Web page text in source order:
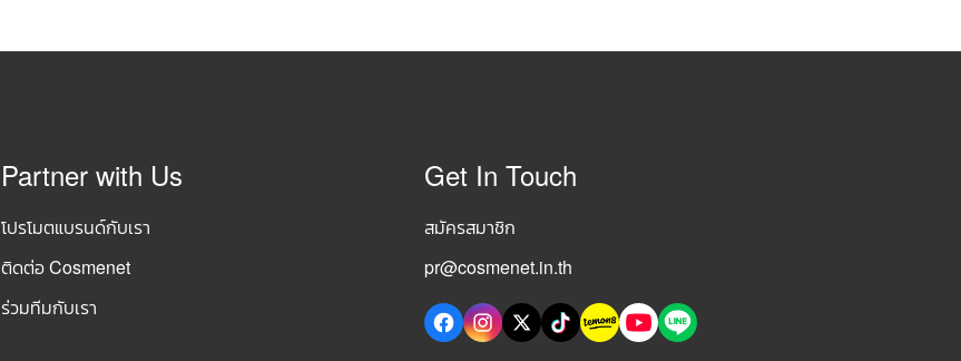
Partner with Us
โปรโมตแบรนด์กับเรา
ติดต่อ Cosmenet
ร่วมทีมกับเรา
Get In Touch
สมัครสมาชิก
pr@cosmenet.in.th